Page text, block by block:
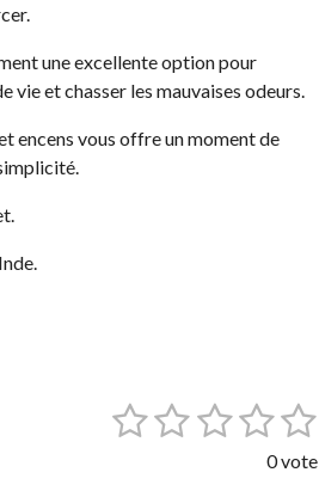
une excellente option pour
et chasser les mauvaises odeurs.
encens vous offre un moment de
1 2 3 4 5
é
v
0 vote